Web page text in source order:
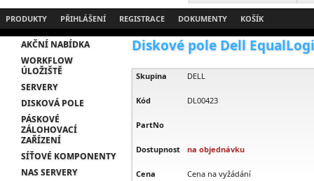
PRODUKTY PŘIHLÁŠENÍ REGISTRACE DOKUMENTY KOŠÍK
AKČNÍ NABÍDKA
WORKFLOW
ÚLOŽIŠTĚ
SERVERY
DISKOVÁ POLE
PÁSKOVÉ
ZÁLOHOVACÍ
ZAŘÍZENÍ
SÍŤOVÉ KOMPONENTY
NAS SERVERY
Diskové pole Dell
Skupina DELL
Kód DL00423
PartNo
Dostupnost na objednávku
Cena Cena na vyžádání